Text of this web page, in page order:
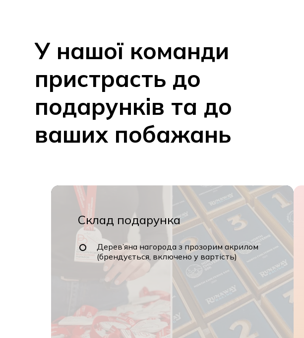
У нашої команди
пристрасть до
подарунків та до
ваших побажань
Склад подарунка
Дерев’яна нагорода з прозорим акрилом
(брендується, включено у вартість)